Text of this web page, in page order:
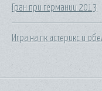
Гран при германии 2013
Игра на пк астерикс и